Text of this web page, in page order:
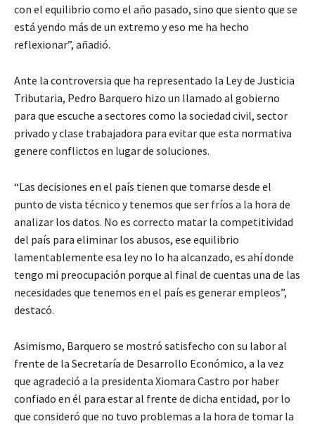
con el equilibrio como el año pasado, sino que siento que se
está yendo más de un extremo y eso me ha hecho
reflexionar”, añadió.
Ante la controversia que ha representado la Ley de Justicia
Tributaria, Pedro Barquero hizo un llamado al gobierno
para que escuche a sectores como la sociedad civil, sector
privado y clase trabajadora para evitar que esta normativa
genere conflictos en lugar de soluciones.
“Las decisiones en el país tienen que tomarse desde el
punto de vista técnico y tenemos que ser fríos a la hora de
analizar los datos. No es correcto matar la competitividad
del país para eliminar los abusos, ese equilibrio
lamentablemente esa ley no lo ha alcanzado, es ahí donde
tengo mi preocupación porque al final de cuentas una de las
necesidades que tenemos en el país es generar empleos”,
destacó.
Asimismo, Barquero se mostró satisfecho con su labor al
frente de la Secretaría de Desarrollo Económico, a la vez
que agradeció a la presidenta Xiomara Castro por haber
confiado en él para estar al frente de dicha entidad, por lo
que consideró que no tuvo problemas a la hora de tomar la